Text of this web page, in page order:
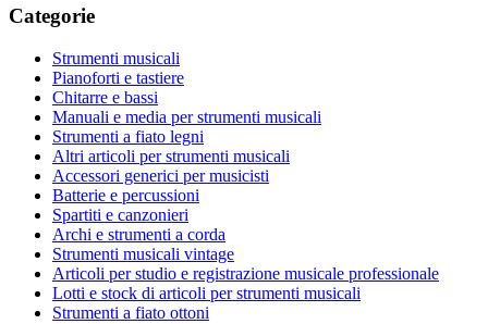
Categorie
Strumenti musicali
Pianoforti e tastiere
Chitarre e bassi
Manuali e media per strumenti musicali
Strumenti a fiato legni
Altri articoli per strumenti musicali
Accessori generici per musicisti
Batterie e percussioni
Spartiti e canzonieri
Archi e strumenti a corda
Strumenti musicali vintage
Articoli per studio e registrazione musicale professionale
Lotti e stock di articoli per strumenti musicali
Strumenti a fiato ottoni